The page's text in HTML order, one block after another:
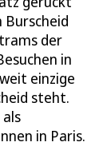
Burscheid
der
in
einzige
steht.
in Paris.